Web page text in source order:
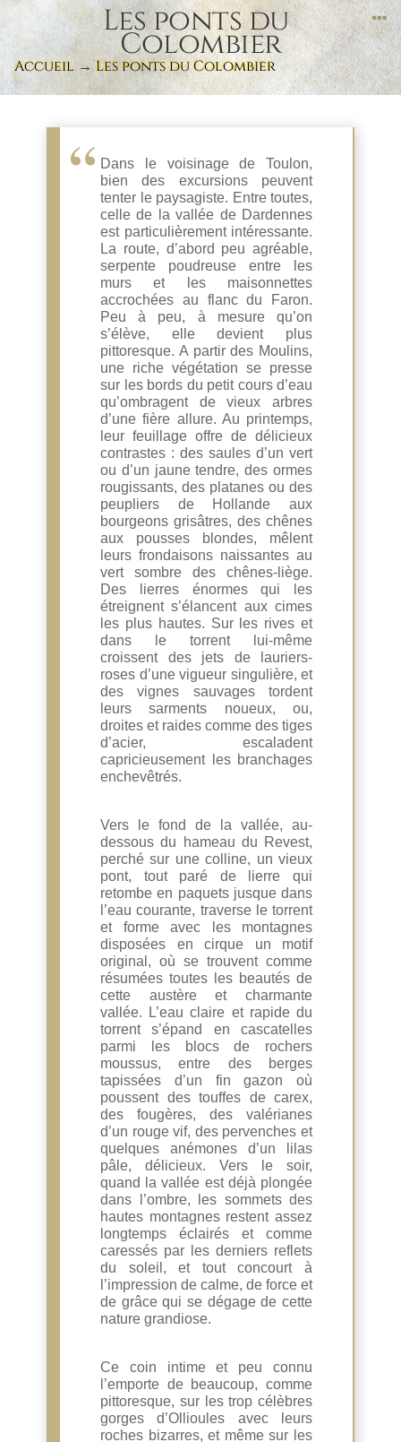
Les ponts du
Colombier
Accueil→Les ponts du Colombier
Dans le voisinage de Toulon,
bien des excursions peuvent
tenter le paysagiste. Entre toutes,
celle de la vallée de Dardennes
est particulièrement intéressante.
La route, d’abord peu agréable,
serpente poudreuse entre les
murs et les maisonnettes
accrochées au flanc du Faron.
Peu à peu, à mesure qu’on
s’élève, elle devient plus
pittoresque. A partir des Moulins,
une riche végétation se presse
sur les bords du petit cours d’eau
qu’ombragent de vieux arbres
d’une fière allure. Au printemps,
leur feuillage offre de délicieux
contrastes : des saules d’un vert
ou d’un jaune tendre, des ormes
rougissants, des platanes ou des
peupliers de Hollande aux
bourgeons grisâtres, des chênes
aux pousses blondes, mêlent
leurs frondaisons naissantes au
vert sombre des chênes-liège.
Des lierres énormes qui les
étreignent s’élancent aux cimes
les plus hautes. Sur les rives et
dans le torrent lui-même
croissent des jets de lauriers-
roses d’une vigueur singulière, et
des vignes sauvages tordent
leurs sarments noueux, ou,
droites et raides comme des tiges
d’acier, escaladent
capricieusement les branchages
enchevêtrés.
Vers le fond de la vallée, au-
dessous du hameau du Revest,
perché sur une colline, un vieux
pont, tout paré de lierre qui
retombe en paquets jusque dans
l’eau courante, traverse le torrent
et forme avec les montagnes
disposées en cirque un motif
original, où se trouvent comme
résumées toutes les beautés de
cette austère et charmante
vallée. L’eau claire et rapide du
torrent s’épand en cascatelles
parmi les blocs de rochers
moussus, entre des berges
tapissées d’un fin gazon où
poussent des touffes de carex,
des fougères, des valérianes
d’un rouge vif, des pervenches et
quelques anémones d’un lilas
pâle, délicieux. Vers le soir,
quand la vallée est déjà plongée
dans l’ombre, les sommets des
hautes montagnes restent assez
longtemps éclairés et comme
caressés par les derniers reflets
du soleil, et tout concourt à
l’impression de calme, de force et
de grâce qui se dégage de cette
nature grandiose.
Ce coin intime et peu connu
l’emporte de beaucoup, comme
pittoresque, sur les trop célèbres
gorges d’Ollioules avec leurs
roches bizarres, et même sur les